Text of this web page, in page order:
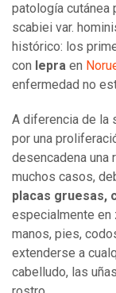
patología cutánea
scabiei var.
histórico: los
con lepra en
enfermedad no
A diferencia de la
por una
desencadena una
muchos casos,
placas gruesas,
especialmente en
manos, pies,
extenderse a
cabelludo, las